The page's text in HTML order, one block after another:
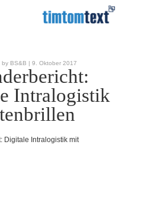
by BS&B | 9. Oktober 2017
Intralogistik
Digitale Intralogistik mit